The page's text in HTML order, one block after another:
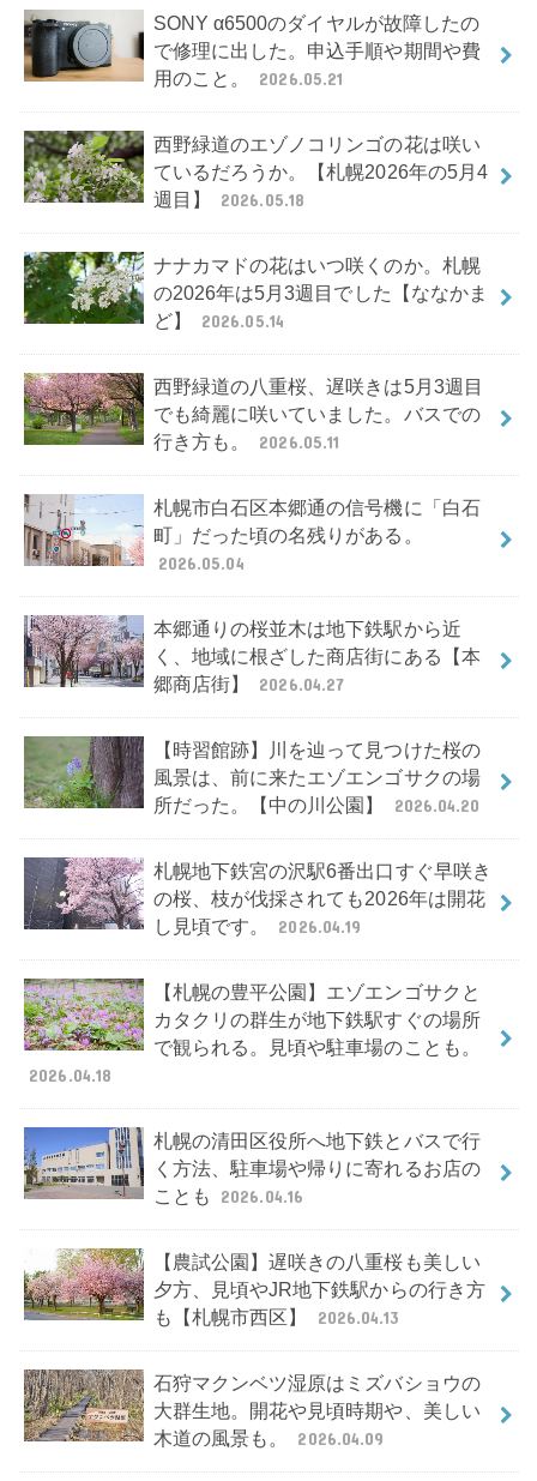
SONY α6500のダイヤルが故障したの
で修理に出した。申込手順や期間や費
用のこと。
2026.05.21
西野緑道のエゾノコリンゴの花は咲い
ているだろうか。【札幌2026年の5月4
週目】
2026.05.18
ナナカマドの花はいつ咲くのか。札幌
の2026年は5月3週目でした【ななかま
ど】
2026.05.14
西野緑道の八重桜、遅咲きは5月3週目
でも綺麗に咲いていました。バスでの
行き方も。
2026.05.11
札幌市白石区本郷通の信号機に「白石
町」だった頃の名残りがある。
2026.05.04
本郷通りの桜並木は地下鉄駅から近
く、地域に根ざした商店街にある【本
郷商店街】
2026.04.27
【時習館跡】川を辿って見つけた桜の
風景は、前に来たエゾエンゴサクの場
所だった。【中の川公園】
2026.04.20
札幌地下鉄宮の沢駅6番出口すぐ早咲き
の桜、枝が伐採されても2026年は開花
し見頃です。
2026.04.19
【札幌の豊平公園】エゾエンゴサクと
カタクリの群生が地下鉄駅すぐの場所
で観られる。見頃や駐車場のことも。
2026.04.18
札幌の清田区役所へ地下鉄とバスで行
く方法、駐車場や帰りに寄れるお店の
ことも
2026.04.16
【農試公園】遅咲きの八重桜も美しい
夕方、見頃やJR地下鉄駅からの行き方
も【札幌市西区】
2026.04.13
石狩マクンベツ湿原はミズバショウの
大群生地。開花や見頃時期や、美しい
木道の風景も。
2026.04.09